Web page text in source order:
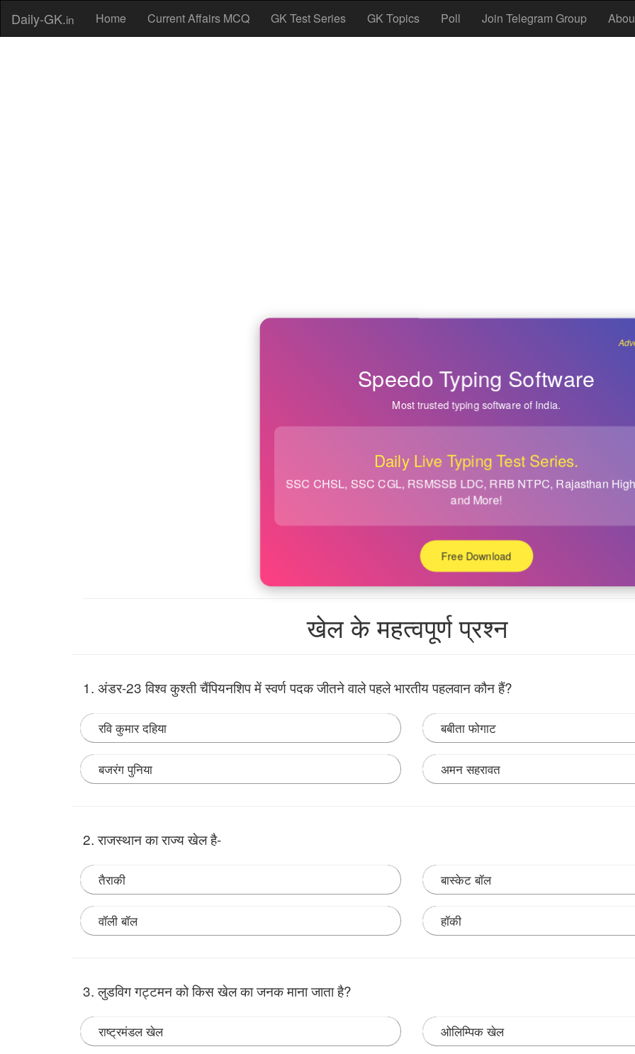
Daily-GK.in Home Current Affairs MCQ GK Test Series GK Topics Poll Join Telegram Group
Speedo Typing Software
Most trusted typing software of India.
Daily Live Typing Test Series.
SSC CHSL, SSC CGL, RSMSSB LDC, RRB NTPC, Rajasthan
and More!
Free Download
खेल के महत्वपूर्ण प्रश्न
1. अंडर-23 विश्व कुश्ती चैंपियनशिप में स्वर्ण पदक जीतने वाले पहले भारतीय पहलवान कौन हैं?
रवि कुमार दहिया बबीता फोगाट
बजरंग पुनिया अमन सहरावत
अहमत दुमान को फाइनल में 12-4 से हराया है।
2. राजस्थान का राज्य खेल है-
तैराकी बास्केट बॉल
वॉली बॉल हॉकी
3. लुडविग गट्टमन को किस खेल का जनक माना जाता है?
राष्ट्रमंडल खेल ओलिम्पिक खेल